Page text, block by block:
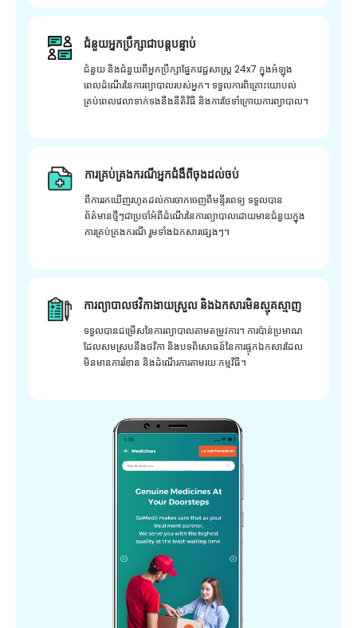
ជំនួយអ្នកប្រឹក្សាជាបន្តបន្ទាប់
ជំនួយ និងជំនួយពីអ្នកប្រឹក្សាផ្នែកវេជ្ជសាស្រ្ត 24x7 ក្នុងអំឡុង
ពេលដំណើរនៃការព្យាបាលរបស់អ្នក។ ទទួលការពិគ្រោះយោបល់
គ្រប់ពេលវេលាទាក់ទងនឹងនីតិវិធី និងការថែទាំក្រោយការព្យាបាល។
ការគ្រប់គ្រងករណីអ្នកជំងឺពីចុងដល់ចប់
ពីការរកឃើញរហូតដល់ការចាកចេញពីមន្ទីរពេទ្យ ទទួលបាន
ព័ត៌មានថ្មីៗជាប្រចាំអំពីដំណើរនៃការព្យាបាលដោយមានជំនួយក្នុង
ការគ្រប់គ្រងករណី រួមទាំងឯកសារផ្សេងៗ។
ការព្យាបាលថវិកាងាយស្រួល និងឯកសារមិនស្មុគស្មាញ
ទទួលបានជម្រើសនៃការព្យាបាលតាមតម្រូវការ។ ការប៉ាន់ប្រមាណ
ដែលសមស្របនឹងថវិកា និងបទពិសោធន៍នៃការផ្ទុកឯកសារដែល
មិនមានការរំខាន និងដំណើរការតាមរយៈកម្មវិធី។